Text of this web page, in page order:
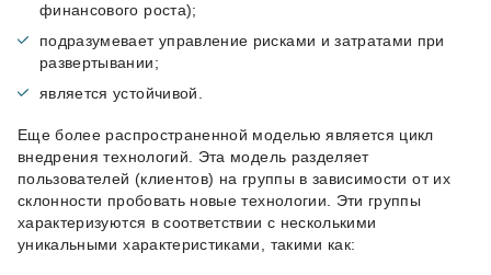
финансового роста);
подразумевает управление рисками и затратами при
развертывании;
является устойчивой.
Еще более распространенной моделью является цикл
внедрения технологий. Эта модель разделяет
пользователей (клиентов) на группы в зависимости от их
склонности пробовать новые технологии. Эти группы
характеризуются в соответствии с несколькими
уникальными характеристиками, такими как: